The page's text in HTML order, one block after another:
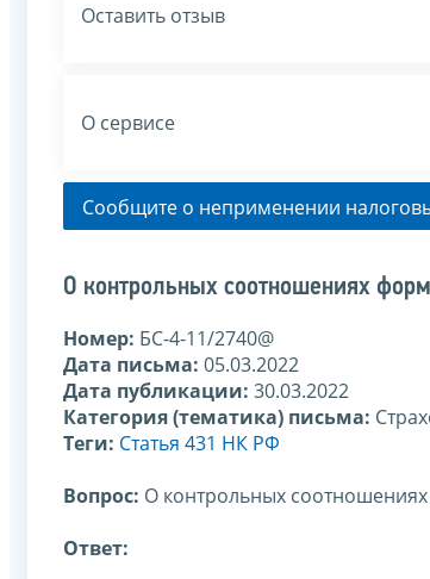
Оставить отзыв
О сервисе
Сообщите о неприменении
О контрольных соотношениях
Номер: БС-4-11/2740@
Дата письма: 05.03.2022
Дата публикации: 30.03.2022
Категория (тематика) письма:
Теги: Статья 431 НК РФ
Вопрос: О контрольных
Ответ: